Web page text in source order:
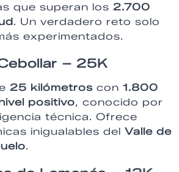
que superan los 2.700
. Un verdadero reto solo
experimentados.
– 25K
25 kilómetros con 1.800
positivo, conocido por
técnica. Ofrece
inigualables del Valle de
.